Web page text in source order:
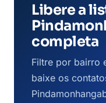
Libere a
completa
Filtre por bairro
baixe os